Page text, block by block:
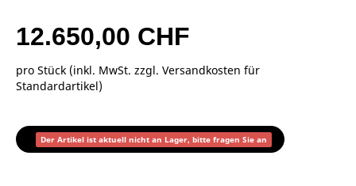
12.650,00 CHF
pro Stück (inkl. MwSt. zzgl. Versandkosten für
Standardartikel)
Der Artikel ist aktuell nicht an Lager, bitte fragen Sie an